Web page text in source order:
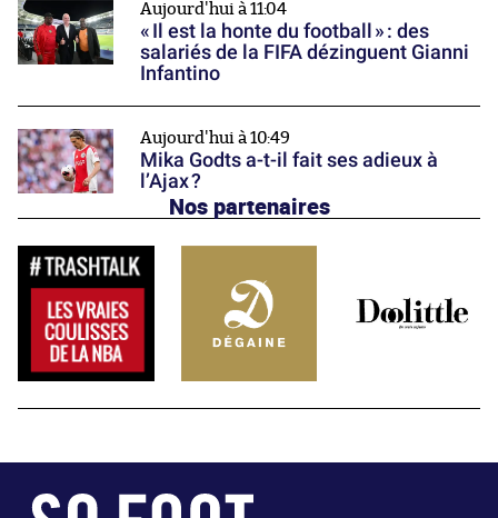
Aujourd'hui à 11:04
« Il est la honte du football » : des
salariés de la FIFA dézinguent Gianni
Infantino
Aujourd'hui à 10:49
Mika Godts a-t-il fait ses adieux à
l’Ajax ?
Nos partenaires